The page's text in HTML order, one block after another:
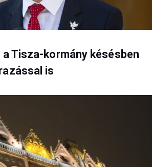
a Tisza-kormány késésben
is